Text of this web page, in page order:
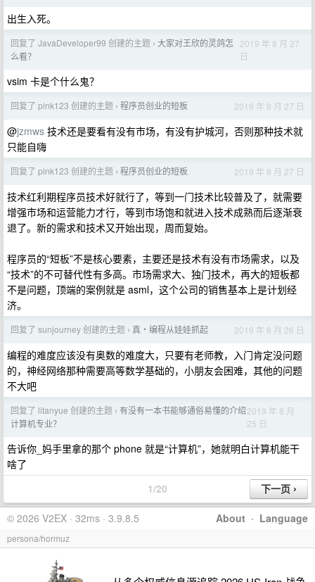
出生入死。
回复了 JavaDeveloper99 创建的主题 › 大家对王欣的灵鸽怎
么看？
2019 年 8 月 27
日
vsim 卡是个什么鬼？
回复了 pink123 创建的主题 › 程序员创业的短板 2019 年 8 月 27 日
@jzmws 技术还是要看有没有市场，有没有护城河，否则那种技术就
只能自嗨
回复了 pink123 创建的主题 › 程序员创业的短板 2019 年 8 月 27 日
技术红利期程序员技术好就行了，等到一门技术比较普及了，就需要
增强市场和运营能力才行，等到市场饱和就进入技术成熟而后逐渐衰
退了。新的需求和技术又开始出现，周而复始。
程序员的“短板”不是核心要素，主要还是技术有没有市场需求，以及
“技术”的不可替代性有多高。市场需求大、独门技术，再大的短板都
不是问题，顶端的案例就是 asml，这个公司的销售基本上是计划经
济。
回复了 sunjourney 创建的主题 › 真・编程从娃娃抓起 2019 年 8 月 26 日
编程的难度应该没有奥数的难度大，只要有老师教，入门肯定没问题
的，神经网络那种需要高等数学基础的，小朋友会困难，其他的问题
不大吧
回复了 litanyue 创建的主题 › 有没有一本书能够通俗易懂的介绍
计算机专业？
2019 年 8 月
25 日
告诉你_妈手里拿的那个 phone 就是“计算机”，她就明白计算机能干
啥了
1/20
About · Language
© 2026 V2EX · 32ms · 3.9.8.5
persona/hormuz